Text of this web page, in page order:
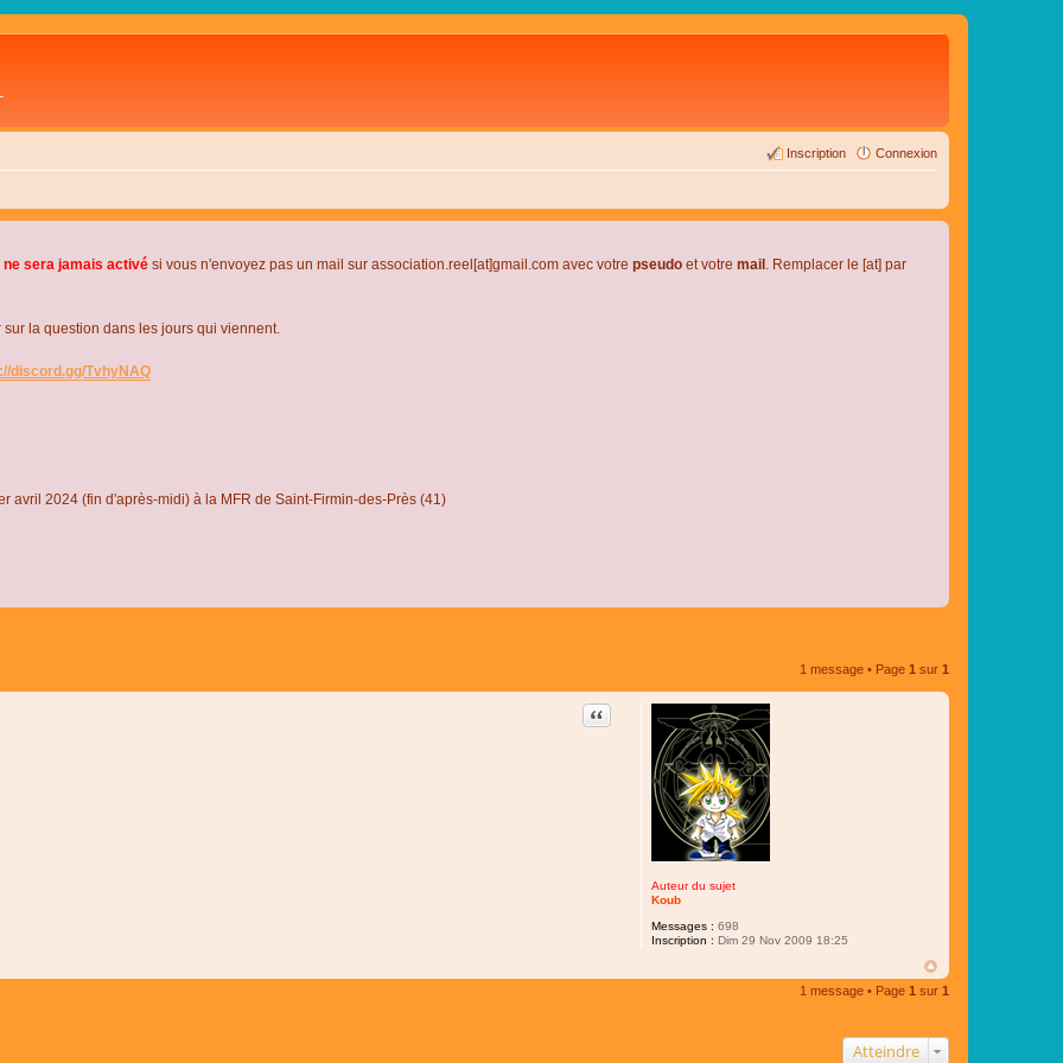
Connexion
Inscription
sera jamais activé si vous n'envoyez pas un mail sur association.reel[at]gmail.com avec votre pseudo et votre mail . Remplacer le [at] par
la question dans les jours qui viennent.
discord.gg/TvhyNAQ
avril 2024 (fin d'après-midi) à la MFR de Saint-Firmin-des-Près (41)
1 message • Page 1 sur 1
Auteur du sujet
Koub
Messages : 698
Inscription : Dim 29 Nov 2009 18:25
Citer
1 message • Page 1 sur 1
Atteindre